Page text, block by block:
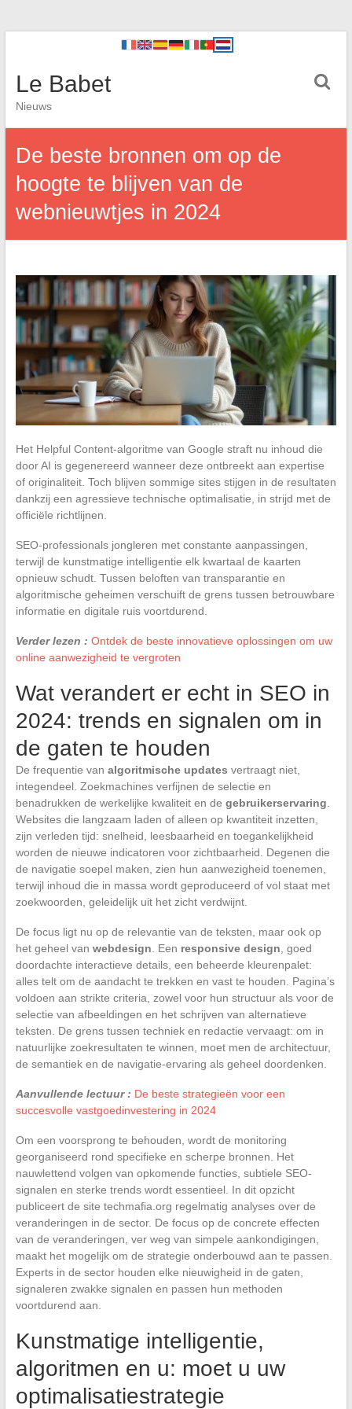
Le Babet
Nieuws
De beste bronnen om op de
hoogte te blijven van de
webnieuwtjes in 2024
Het Helpful Content-algoritme van Google straft nu inhoud die
door AI is gegenereerd wanneer deze ontbreekt aan expertise
of originaliteit. Toch blijven sommige sites stijgen in de resultaten
dankzij een agressieve technische optimalisatie, in strijd met de
officiële richtlijnen.
SEO-professionals jongleren met constante aanpassingen,
terwijl de kunstmatige intelligentie elk kwartaal de kaarten
opnieuw schudt. Tussen beloften van transparantie en
algoritmische geheimen verschuift de grens tussen betrouwbare
informatie en digitale ruis voortdurend.
Verder lezen : Ontdek de beste innovatieve oplossingen om uw
online aanwezigheid te vergroten
Wat verandert er echt in SEO in
2024: trends en signalen om in
de gaten te houden
De frequentie van algoritmische updates vertraagt niet,
integendeel. Zoekmachines verfijnen de selectie en
benadrukken de werkelijke kwaliteit en de gebruikerservaring
Websites die langzaam laden of alleen op kwantiteit inzetten,
zijn verleden tijd: snelheid, leesbaarheid en toegankelijkheid
worden de nieuwe indicatoren voor zichtbaarheid. Degenen die
de navigatie soepel maken, zien hun aanwezigheid toenemen,
terwijl inhoud die in massa wordt geproduceerd of vol staat met
zoekwoorden, geleidelijk uit het zicht verdwijnt.
De focus ligt nu op de relevantie van de teksten, maar ook op
het geheel van webdesign . Een responsive design , goed
doordachte interactieve details, een beheerde kleurenpalet:
alles telt om de aandacht te trekken en vast te houden. Pagina’s
voldoen aan strikte criteria, zowel voor hun structuur als voor de
selectie van afbeeldingen en het schrijven van alternatieve
teksten. De grens tussen techniek en redactie vervaagt: om in
natuurlijke zoekresultaten te winnen, moet men de architectuur,
de semantiek en de navigatie-ervaring als geheel doordenken.
Aanvullende lectuur : De beste strategieën voor een
succesvolle vastgoedinvestering in 2024
Om een voorsprong te behouden, wordt de monitoring
georganiseerd rond specifieke en scherpe bronnen. Het
nauwlettend volgen van opkomende functies, subtiele SEO-
signalen en sterke trends wordt essentieel. In dit opzicht
publiceert de site techmafia.org regelmatig analyses over de
veranderingen in de sector. De focus op de concrete effecten
van de veranderingen, ver weg van simpele aankondigingen,
maakt het mogelijk om de strategie onderbouwd aan te passen.
Experts in de sector houden elke nieuwigheid in de gaten,
signaleren zwakke signalen en passen hun methoden
voortdurend aan.
Kunstmatige intelligentie,
algoritmen en u: moet u uw
optimalisatiestrategie